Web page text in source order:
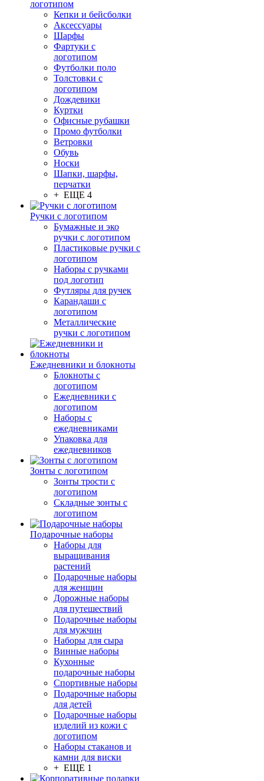
логотипом
Кепки и бейсболки
Аксессуары
Шарфы
Фартуки с
логотипом
Футболки поло
Толстовки с
логотипом
Дождевики
Куртки
Офисные рубашки
Промо футболки
Ветровки
Обувь
Носки
Шапки, шарфы,
перчатки
+ ЕЩЕ 4
Ручки с логотипом
Бумажные и эко
ручки с логотипом
Пластиковые ручки с
логотипом
Наборы с ручками
под логотип
Футляры для ручек
Карандаши с
логотипом
Металлические
ручки с логотипом
Ежедневники и блокноты
Блокноты с
логотипом
Ежедневники с
логотипом
Наборы с
ежедневниками
Упаковка для
ежедневников
Зонты с логотипом
Зонты трости с
логотипом
Складные зонты с
логотипом
Подарочные наборы
Наборы для
выращивания
растений
Подарочные наборы
для женщин
Дорожные наборы
для путешествий
Подарочные наборы
для мужчин
Наборы для сыра
Винные наборы
Кухонные
подарочные наборы
Спортивные наборы
Подарочные наборы
для детей
Подарочные наборы
изделий из кожи с
логотипом
Наборы стаканов и
камни для виски
+ ЕЩЕ 1